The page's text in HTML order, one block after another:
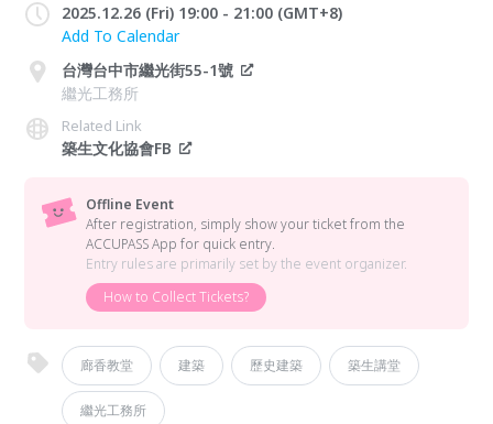
2025.12.26 (Fri) 19:00 - 21:00 (GMT+8)
Add To Calendar
台灣台中市繼光街55-1號
繼光工務所
Related Link
築生文化協會FB
Offline Event
After registration, simply show your ticket from the
ACCUPASS App for quick entry.
Entry rules are primarily set by the event organizer.
How to Collect Tickets?
廊香教堂 建築 歷史建築 築生講堂
繼光工務所